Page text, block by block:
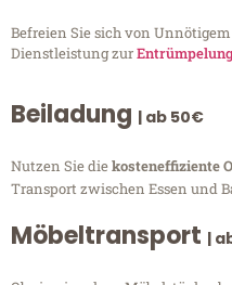
Befreien Sie sich von
Dienstleistung zur
Beiladung | ab 50€
Nutzen Sie diekosteneffiziente
Transport zwischen Essen und
Möbeltransport |